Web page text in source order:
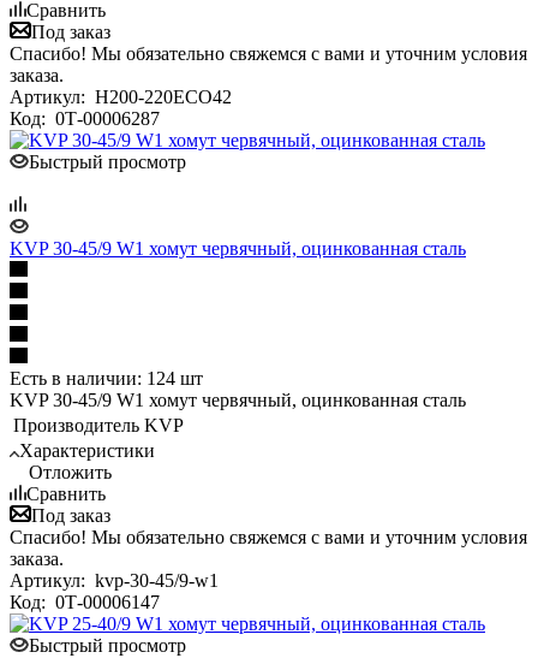
Сравнить
Под заказ
Спасибо! Мы обязательно свяжемся с вами и уточним условия
заказа.
Артикул: H200-220ECO42
Код: 0Т-00006287
Быстрый просмотр
KVP 30-45/9 W1 хомут червячный, оцинкованная сталь
Есть в наличии: 124 шт
KVP 30-45/9 W1 хомут червячный, оцинкованная сталь
Производитель KVP
Характеристики
Отложить
Сравнить
Под заказ
Спасибо! Мы обязательно свяжемся с вами и уточним условия
заказа.
Артикул: kvp-30-45/9-w1
Код: 0Т-00006147
Быстрый просмотр